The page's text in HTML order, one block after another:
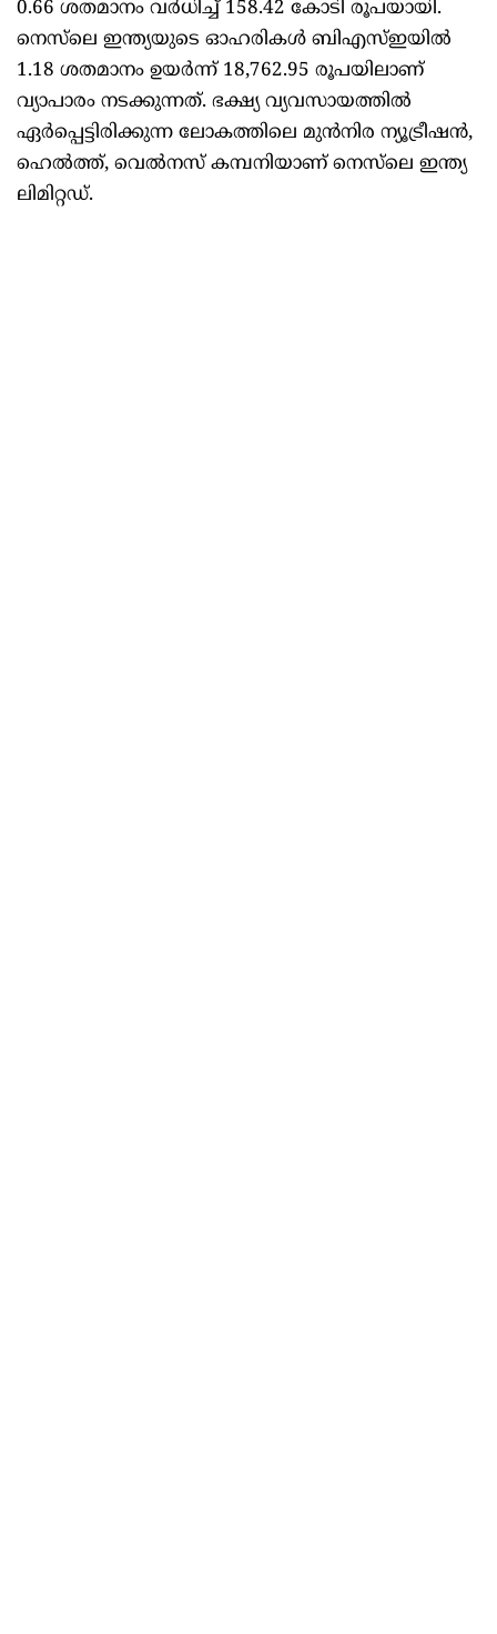
0.66 ശതമാനം വർധിച്ച് 158.42 കോടി രൂപയായി.
നെസ്‌ലെ ഇന്ത്യയുടെ ഓഹരികൾ ബിഎസ്‌ഇയിൽ
1.18 ശതമാനം ഉയർന്ന് 18,762.95 രൂപയിലാണ്
വ്യാപാരം നടക്കുന്നത്. ഭക്ഷ്യ വ്യവസായത്തിൽ
ഏർപ്പെട്ടിരിക്കുന്ന ലോകത്തിലെ മുൻനിര ന്യൂട്രീഷൻ,
ഹെൽത്ത്, വെൽനസ് കമ്പനിയാണ് നെസ്‌ലെ ഇന്ത്യ
ലിമിറ്റഡ്.